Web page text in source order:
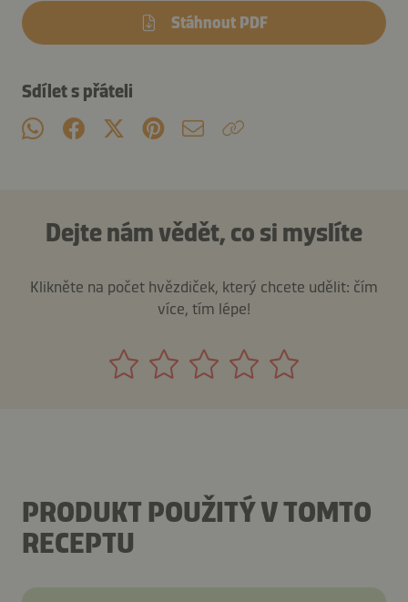
Stáhnout PDF
Sdílet s přáteli
Dejte nám vědět, co si myslíte
Klikněte na počet hvězdiček, který chcete udělit: čím
více, tím lépe!
PRODUKT POUŽITÝ V TOMTO
RECEPTU